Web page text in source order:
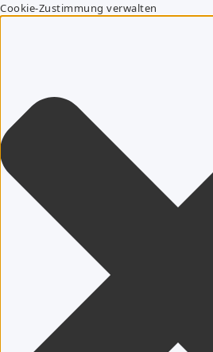
Cookie-Zustimmung verwalten